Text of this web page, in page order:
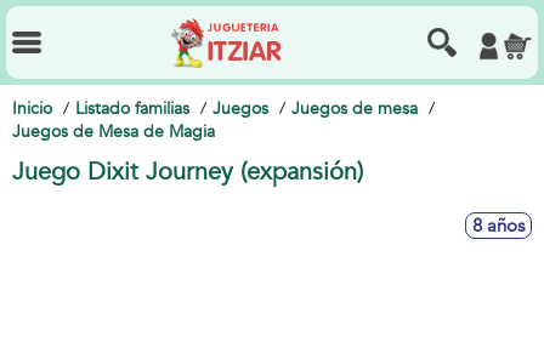
Inicio Listado familias Juegos
Juegos de mesa
Juegos de Mesa de Magia
Juego Dixit Journey (expansión)
8 años